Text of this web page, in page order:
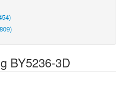
BY5236-3D